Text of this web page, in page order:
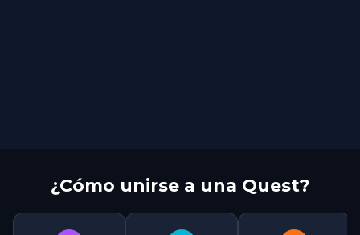
¿Cómo unirse a una Quest?